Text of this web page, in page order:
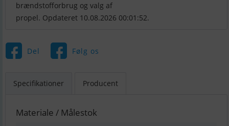
brændstofforbrug og valg af
propel. Opdateret 10.08.2026 00:01:52.
Del Følg os
Specifikationer Producent
Materiale / Målestok